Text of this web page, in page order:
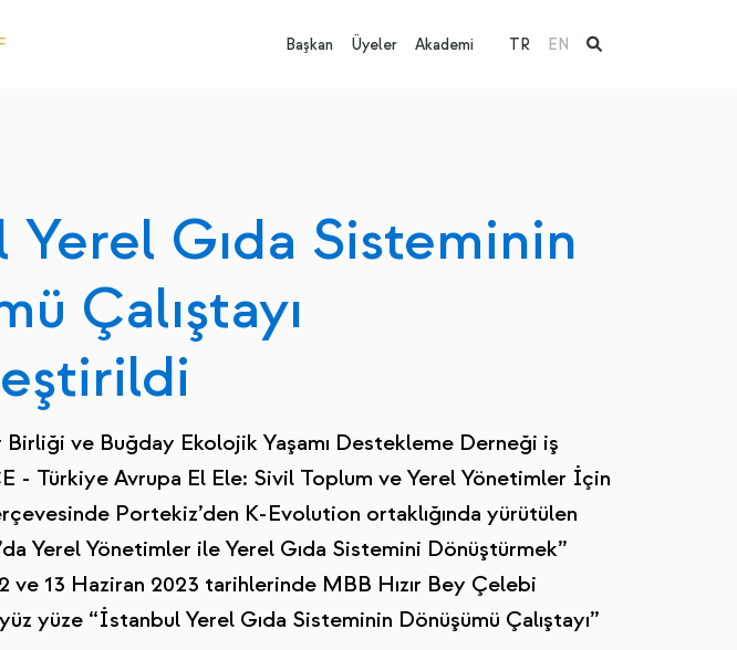
Başkan Üyeler Akademi TR EN
Gıda Sisteminin
Çalıştayı
ve Buğday Ekolojik Yaşamı Destekleme Derneği iş
- Türkiye Avrupa El Ele: Sivil Toplum ve Yerel Yönetimler İçin
Portekiz’den K-Evolution ortaklığında yürütülen
Yerel Yönetimler ile Yerel Gıda Sistemini Dönüştürmek”
ve 13 Haziran 2023 tarihlerinde MBB Hızır Bey Çelebi
yüze “İstanbul Yerel Gıda Sisteminin Dönüşümü Çalıştayı”